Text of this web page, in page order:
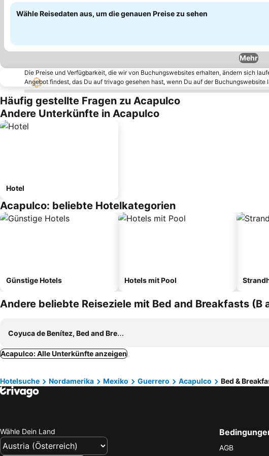
Wähle Reisedaten aus, um die genauen Preise zu sehen
Mehr
Die Preise und Verfügbarkeit, die wir von Buchungswebsites erhalten, ändern sich
Angebot findest, das Du auf trivago gesehen hast, wenn Du auf der Buchungswebsite
Häufig gestellte Fragen zu Acapulco
Andere Unterkünfte in Acapulco
Hotel
Acapulco: beliebte Hotelkategorien
Günstige Hotels Hotels mit Pool
Andere beliebte Reiseziele mit Bed and Breakfasts (B
Coyuca de Benítez, Bed and Breakfasts (B and B)
Acapulco: Alle Unterkünfte anzeigen
Hotelsuche Nordamerika Mexiko Guerrero Acapulco Bed &
Wähle Dein Land
AGB